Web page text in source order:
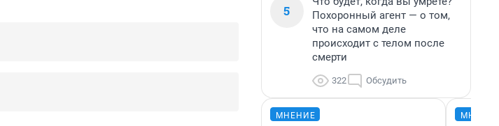
5
Похоронный агент — о том,
что на самом деле
происходит с телом после
смерти
322 Обсудить
МНЕНИЕ